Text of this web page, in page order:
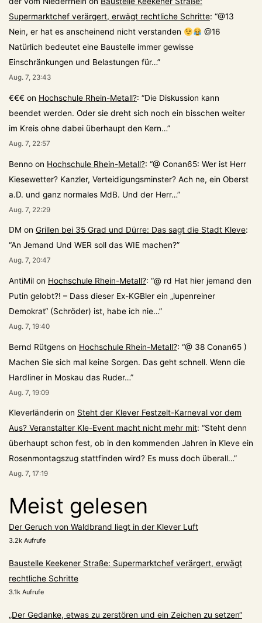
Supermarktchef verärgert, erwägt rechtliche Schritte: “@13
Nein, er hat es anscheinend nicht verstanden
@16
Natürlich bedeutet eine Baustelle immer gewisse
Einschränkungen und Belastungen für…”
Aug. 7, 23:43
€€€ on Hochschule Rhein-Metall?: “Die Diskussion kann
beendet werden. Oder sie dreht sich noch ein bisschen weiter
im Kreis ohne dabei überhaupt den Kern…”
Aug. 7, 22:57
Benno on Hochschule Rhein-Metall?: “@ Conan65: Wer ist Herr
Kiesewetter? Kanzler, Verteidigungsminster? Ach ne, ein Oberst
a.D. und ganz normales MdB. Und der Herr…”
Aug. 7, 22:29
DM on Grillen bei 35 Grad und Dürre: Das sagt die Stadt Kleve:
“An Jemand Und WER soll das WIE machen?”
Aug. 7, 20:47
AntiMil on Hochschule Rhein-Metall?: “@ rd Hat hier jemand den
Putin gelobt?! – Dass dieser Ex-KGBler ein „lupenreiner
Demokrat“ (Schröder) ist, habe ich nie…”
Aug. 7, 19:40
Bernd Rütgens on Hochschule Rhein-Metall?: “@ 38 Conan65 )
Machen Sie sich mal keine Sorgen. Das geht schnell. Wenn die
Hardliner in Moskau das Ruder…”
Aug. 7, 19:09
Kleverländerin on Steht der Klever Festzelt-Karneval vor dem
Aus? Veranstalter Kle-Event macht nicht mehr mit: “Steht denn
überhaupt schon fest, ob in den kommenden Jahren in Kleve ein
Rosenmontagszug stattfinden wird? Es muss doch überall…”
Aug. 7, 17:19
Meist gelesen
Der Geruch von Waldbrand liegt in der Klever Luft
3.2k Aufrufe
Baustelle Keekener Straße: Supermarktchef verärgert, erwägt
rechtliche Schritte
3.1k Aufrufe
„Der Gedanke, etwas zu zerstören und ein Zeichen zu setzen“